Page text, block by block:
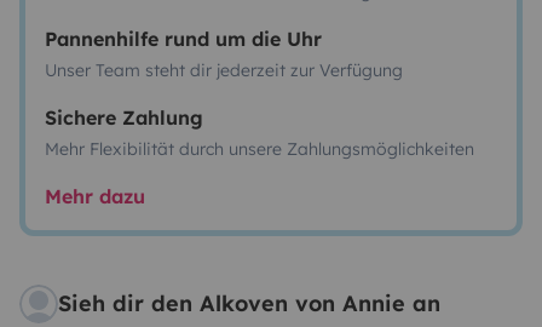
Pannenhilfe rund um die Uhr
Unser Team steht dir jederzeit zur Verfügung
Sichere Zahlung
Mehr Flexibilität durch unsere Zahlungsmöglichkeiten
Mehr dazu
Sieh dir den Alkoven von Annie an